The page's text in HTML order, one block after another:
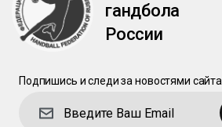
гандбола
России
Подпишись и следи за новостями сайта